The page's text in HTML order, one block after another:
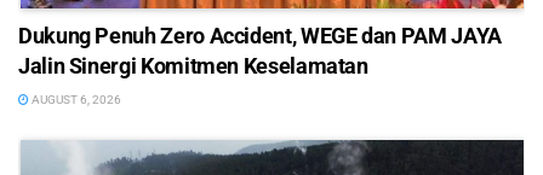
Dukung Penuh Zero Accident, WEGE dan PAM JAYA
Jalin Sinergi Komitmen Keselamatan
AUGUST 6, 2026